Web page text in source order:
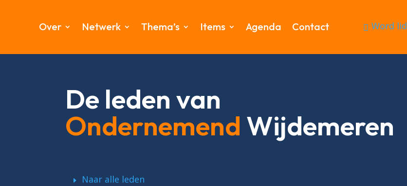
Over Netwerk Thema’s Items Agenda Contact Word lid
De leden van
Ondernemend Wijdemeren
Naar alle leden